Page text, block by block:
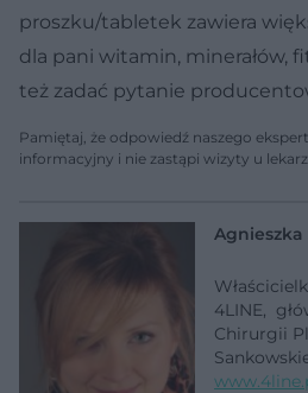
proszku/tabletek zawiera
dla pani witamin, minerałów,
też zadać pytanie
Pamiętaj, że odpowiedź naszego
informacyjny i nie zastąpi wizyty u
Agnieszka
4LINE,
Chirurgii